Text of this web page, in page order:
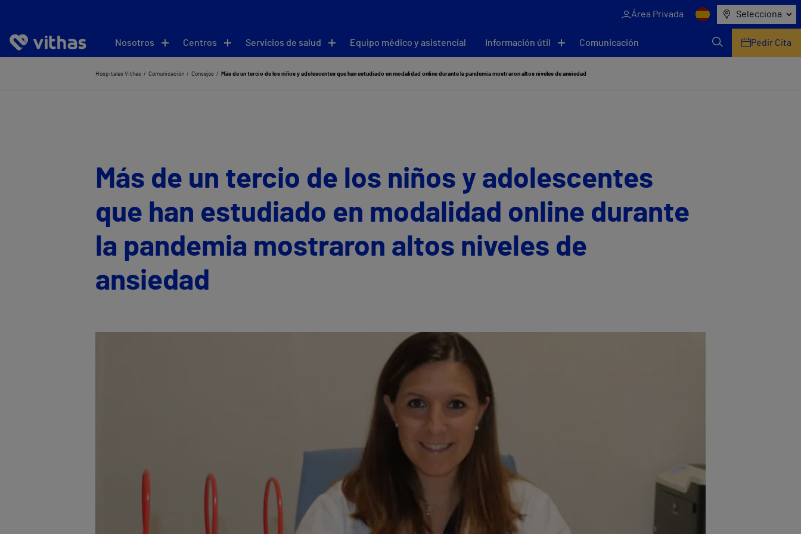
Área Privada Selecciona
Nosotros Centros Servicios de salud Equipo médico y asistencial Información útil Comunicación Pedir Cita
Hospitales Vithas Comunicación Consejos Más de un tercio de los niños y adolescentes que han estudiado en modalidad online durante la pandemia mostraron altos niveles de ansiedad
Más de un tercio de los niños y adolescentes
que han estudiado en modalidad online durante
la pandemia mostraron altos niveles de
ansiedad